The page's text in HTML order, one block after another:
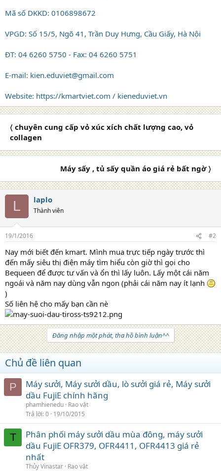
Mã số DKKD: 0106898672
VPGD: Số 15/5, Ngõ 41, Trần Duy Hưng, Cầu Giấy, Hà Nội
ĐT: 04 6260 5750 - Fax: 04 6260 5751
E-mail: kien.eduviet@gmail.com
Website: https://kmartviet.com / kieneduviet.vn
〈 chuyên cung cấp vỏ xúc xích chất lượng cao, vỏ
collagen
Máy sấy , tủ sấy quần áo giá rẻ bất ngờ 〉
L laplo
Thành viên
19/1/2016 #2
Nay mới biết đến kmart. Mình mua trực tiếp ngày trước thì
đến mấy siêu thị điện máy tìm hiểu còn giờ thì gọi cho
Bequeen để được tư vấn và ổn thì lấy luôn. Lấy một cái năm
ngoái và năm nay dùng vẫn ngon (phải cái năm nay ít lạnh
)
Số liên hệ cho mấy bạn cần nè
Đăng nhập một phát, tha hồ bình luận^^
Chủ đề liên quan
P
Máy sưởi, Máy sưởi dầu, lò sưởi giá rẻ, Máy sưởi
dầu FujiE chính hãng
phamhienedu Rao vặt
Trả lời 0 19/10/2015
T
Phân phối máy sưởi dầu mùa đông, máy sưởi
dầu FujiE OFR379, OFR4411, OFR4413 giá rẻ
nhất
Thủy Vinastar Rao vặt